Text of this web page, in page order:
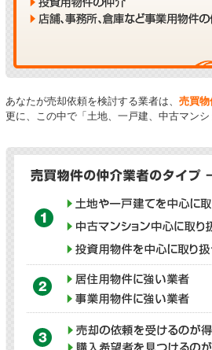
あなたが売却依頼を検討する業者は、 売買物
更に、この中で「土地、一戸建、中古マンシ